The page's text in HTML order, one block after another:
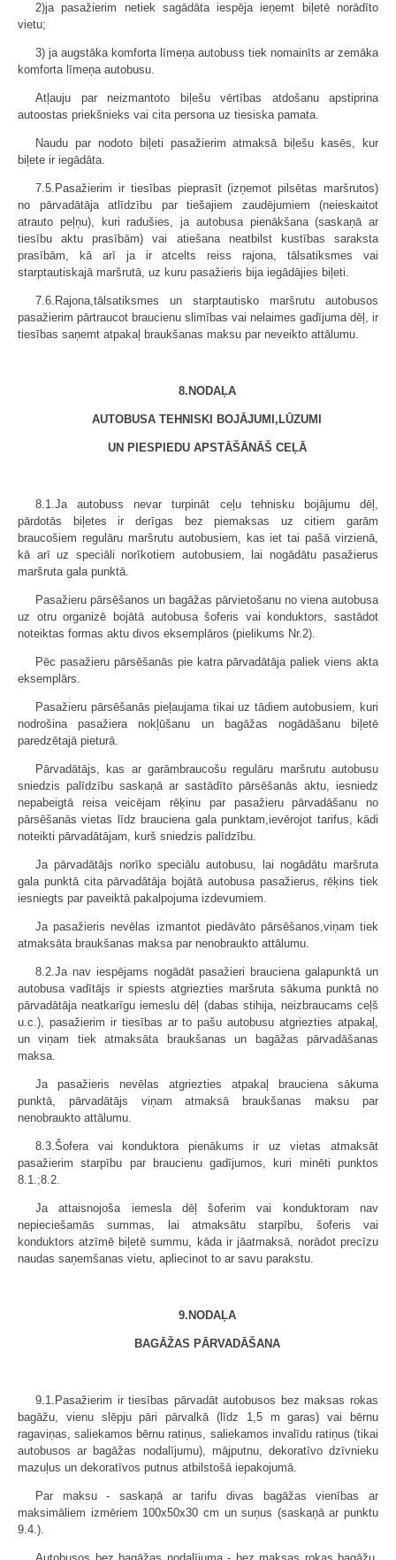
2)ja pasažierim netiek sagādāta iespēja ieņemt biļetē norādīto
vietu;
3) ja augstāka komforta līmeņa autobuss tiek nomainīts ar zemāka
komforta līmeņa autobusu.
Atļauju par neizmantoto biļešu vērtības atdošanu apstiprina
autoostas priekšnieks vai cita persona uz tiesiska pamata.
Naudu par nodoto biļeti pasažierim atmaksā biļešu kasēs, kur
biļete ir iegādāta.
7.5.Pasažierim ir tiesības pieprasīt (izņemot pilsētas maršrutos)
no pārvadātāja atlīdzību par tiešajiem zaudējumiem (neieskaitot
atrauto peļņu), kuri radušies, ja autobusa pienākšana (saskaņā ar
tiesību aktu prasībām) vai atiešana neatbilst kustības saraksta
prasībām, kā arī ja ir atcelts reiss rajona, tālsatiksmes vai
starptautiskajā maršrutā, uz kuru pasažieris bija iegādājies biļeti.
7.6.Rajona,tālsatiksmes un starptautisko maršrutu autobusos
pasažierim pārtraucot braucienu slimības vai nelaimes gadījuma dēļ, ir
tiesības saņemt atpakaļ braukšanas maksu par neveikto attālumu.
8.NODAĻA
AUTOBUSA TEHNISKI BOJĀJUMI,LŪZUMI
UN PIESPIEDU APSTĀŠĀNĀŠ CEĻĀ
8.1.Ja autobuss nevar turpināt ceļu tehnisku bojājumu dēļ,
pārdotās biļetes ir derīgas bez piemaksas uz citiem garām
braucošiem regulāru maršrutu autobusiem, kas iet tai pašā virzienā,
kā arī uz speciāli norīkotiem autobusiem, lai nogādātu pasažierus
maršruta gala punktā.
Pasažieru pārsēšanos un bagāžas pārvietošanu no viena autobusa
uz otru organizē bojātā autobusa šoferis vai konduktors, sastādot
noteiktas formas aktu divos eksemplāros (pielikums Nr.2).
Pēc pasažieru pārsēšanās pie katra pārvadātāja paliek viens akta
eksemplārs.
Pasažieru pārsēšanās pieļaujama tikai uz tādiem autobusiem, kuri
nodrošina pasažiera nokļūšanu un bagāžas nogādāšanu biļetē
paredzētajā pieturā.
Pārvadātājs, kas ar garāmbraucošu regulāru maršrutu autobusu
sniedzis palīdzību saskaņā ar sastādīto pārsēšanās aktu, iesniedz
nepabeigtā reisa veicējam rēķinu par pasažieru pārvadāšanu no
pārsēšanās vietas līdz brauciena gala punktam,ievērojot tarifus, kādi
noteikti pārvadātājam, kurš sniedzis palīdzību.
Ja pārvadātājs norīko speciālu autobusu, lai nogādātu maršruta
gala punktā cita pārvadātāja bojātā autobusa pasažierus, rēķins tiek
iesniegts par paveiktā pakalpojuma izdevumiem.
Ja pasažieris nevēlas izmantot piedāvāto pārsēšanos,viņam tiek
atmaksāta braukšanas maksa par nenobraukto attālumu.
8.2.Ja nav iespējams nogādāt pasažieri brauciena galapunktā un
autobusa vadītājs ir spiests atgriezties maršruta sākuma punktā no
pārvadātāja neatkarīgu iemeslu dēļ (dabas stihija, neizbraucams ceļš
u.c.), pasažierim ir tiesības ar to pašu autobusu atgriezties atpakaļ,
un viņam tiek atmaksāta braukšanas un bagāžas pārvadāšanas
maksa.
Ja pasažieris nevēlas atgriezties atpakaļ brauciena sākuma
punktā, pārvadātājs viņam atmaksā braukšanas maksu par
nenobraukto attālumu.
8.3.Šofera vai konduktora pienākums ir uz vietas atmaksāt
pasažierim starpību par braucienu gadījumos, kuri minēti punktos
8.1.;8.2.
Ja attaisnojoša iemesla dēļ šoferim vai konduktoram nav
nepieciešamās summas, lai atmaksātu starpību, šoferis vai
konduktors atzīmē biļetē summu, kāda ir jāatmaksā, norādot precīzu
naudas saņemšanas vietu, apliecinot to ar savu parakstu.
9.NODAĻA
BAGĀŽAS PĀRVADĀŠANA
9.1.Pasažierim ir tiesības pārvadāt autobusos bez maksas rokas
bagāžu, vienu slēpju pāri pārvalkā (līdz 1,5 m garas) vai bērnu
ragaviņas, saliekamos bērnu ratiņus, saliekamos invalīdu ratiņus (tikai
autobusos ar bagāžas nodalījumu), mājputnu, dekoratīvo dzīvnieku
mazuļus un dekoratīvos putnus atbilstošā iepakojumā.
Par maksu - saskaņā ar tarifu divas bagāžas vienības ar
maksimāliem izmēriem 100x50x30 cm un suņus (saskaņā ar punktu
9.4.).